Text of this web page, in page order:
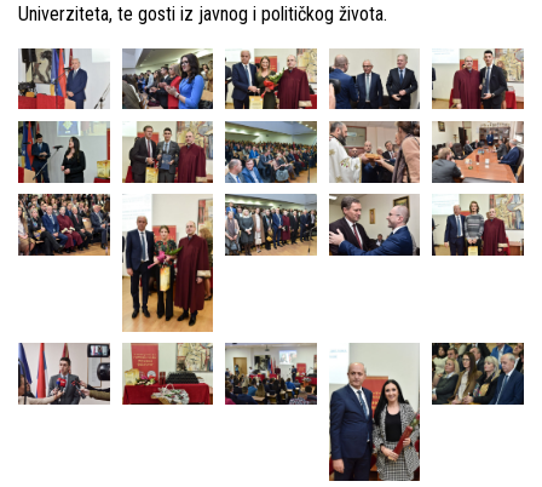
Univerziteta, te gosti iz javnog i političkog života.